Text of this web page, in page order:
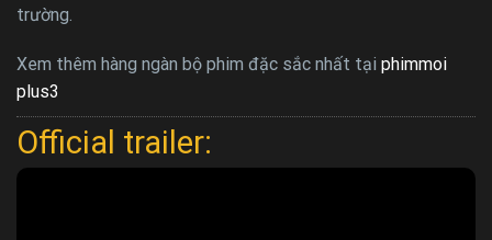
trường.
Xem thêm hàng ngàn bộ phim đặc sắc nhất tại phimmoi
plus3
Official trailer: